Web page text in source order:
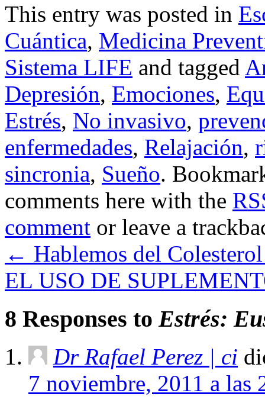
This entry was posted in
Cuántica, Medicina
Sistema LIFE and tagged
Depresión, Emociones,
Estrés, No invasivo,
enfermedades, Relajación,
sincronia, Sueño.
comments here with the
comment or leave a
← Hablemos del
EL USO DE
8 Responses to Estrés:
Dr Rafael Perez | ci
7 noviembre, 2011 a las